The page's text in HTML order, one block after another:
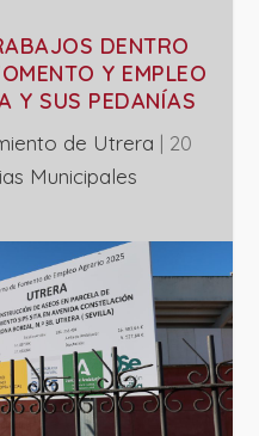
DENTRO
Y EMPLEO
Y SUS PEDANÍAS
de Utrera | 20
Municipales